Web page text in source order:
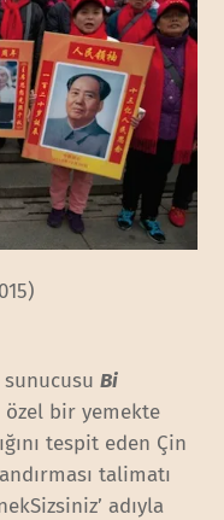
sunucusuBi
özel bir yemekte
tespit eden Çin
talimatı
adıyla